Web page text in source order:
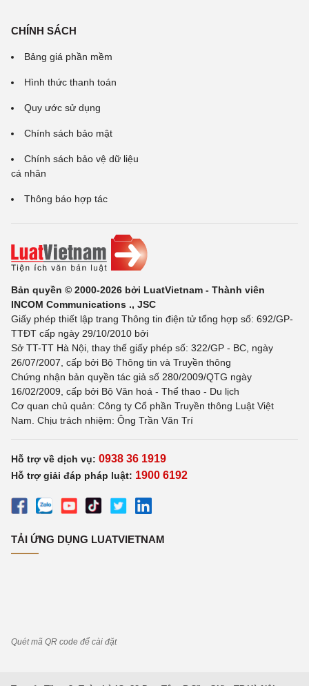
CHÍNH SÁCH
Bảng giá phần mềm
Hình thức thanh toán
Quy ước sử dụng
Chính sách bảo mật
Chính sách bảo vệ dữ liệu
cá nhân
Thông báo hợp tác
Bản quyền © 2000-2026 bởi LuatVietnam - Thành viên
INCOM Communications ., JSC
Giấy phép thiết lập trang Thông tin điện tử tổng hợp số: 692/GP-
TTĐT cấp ngày 29/10/2010 bởi
Sở TT-TT Hà Nội, thay thế giấy phép số: 322/GP - BC, ngày
26/07/2007, cấp bởi Bộ Thông tin và Truyền thông
Chứng nhận bản quyền tác giả số 280/2009/QTG ngày
16/02/2009, cấp bởi Bộ Văn hoá - Thể thao - Du lịch
Cơ quan chủ quản: Công ty Cổ phần Truyền thông Luật Việt
Nam. Chịu trách nhiệm: Ông Trần Văn Trí
Hỗ trợ về dịch vụ: 0938 36 1919
Hỗ trợ giải đáp pháp luật: 1900 6192
TẢI ỨNG DỤNG LUATVIETNAM
Quét mã QR code để cài đặt